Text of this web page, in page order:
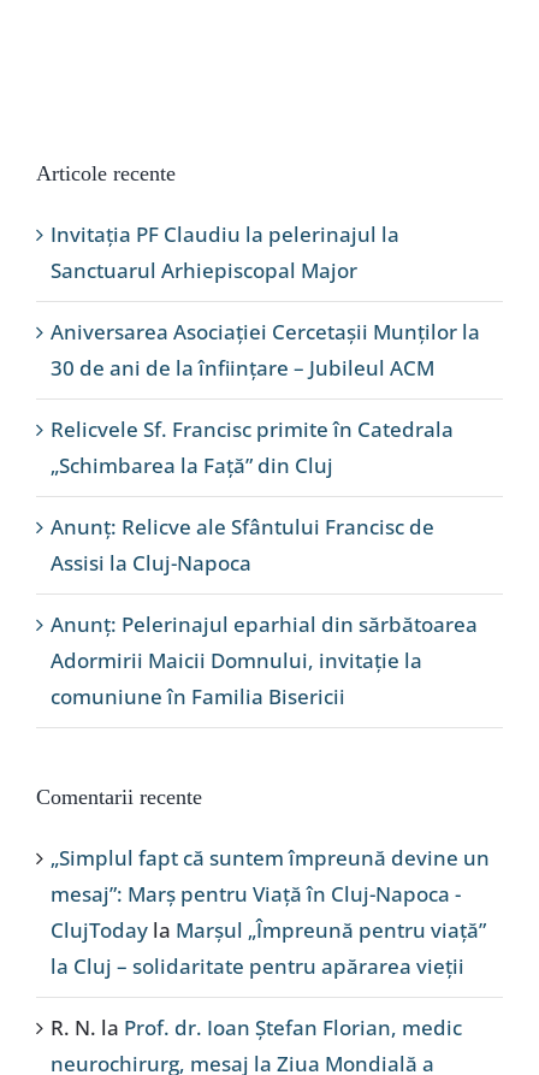
Articole recente
Invitația PF Claudiu la pelerinajul la
Sanctuarul Arhiepiscopal Major
Aniversarea Asociației Cercetașii Munților la
30 de ani de la înființare – Jubileul ACM
Relicvele Sf. Francisc primite în Catedrala
„Schimbarea la Față” din Cluj
Anunț: Relicve ale Sfântului Francisc de
Assisi la Cluj-Napoca
Anunț: Pelerinajul eparhial din sărbătoarea
Adormirii Maicii Domnului, invitație la
comuniune în Familia Bisericii
Comentarii recente
„Simplul fapt că suntem împreună devine un
mesaj”: Marș pentru Viață în Cluj-Napoca -
ClujToday la Marșul „Împreună pentru viață”
la Cluj – solidaritate pentru apărarea vieții
R. N. la Prof. dr. Ioan Ștefan Florian, medic
neurochirurg, mesaj la Ziua Mondială a